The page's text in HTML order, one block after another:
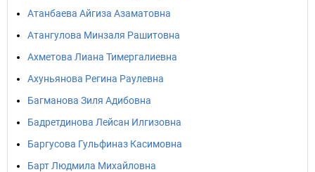
Атанбаева Айгиза Азаматовна
Атангулова Минзаля Рашитовна
Ахметова Лиана Тимергалиевна
Ахуньянова Регина Раулевна
Багманова Зиля Адибовна
Бадретдинова Лейсан Илгизовна
Баргусова Гульфиназ Касимовна
Барт Людмила Михайловна